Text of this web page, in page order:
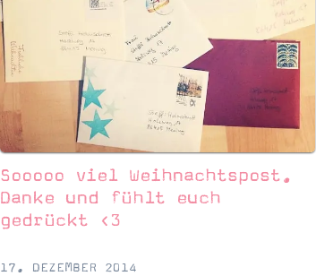
Sooooo viel Weihnachtspost.
Danke und fühlt euch
gedrückt <3
17. DEZEMBER 2014